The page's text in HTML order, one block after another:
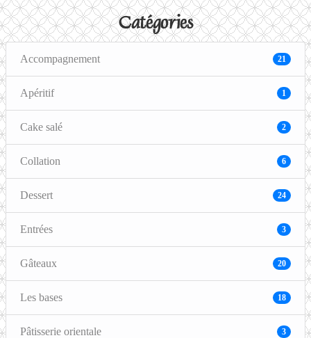
Catégories
Accompagnement 21
Apéritif 1
Cake salé 2
Collation 6
Dessert 24
Entrées 3
Gâteaux 20
Les bases 18
Pâtisserie orientale 3